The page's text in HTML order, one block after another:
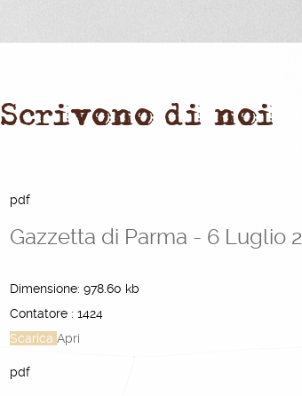
Scrivono di noi
pdf
Gazzetta di Parma - 6 Luglio
Dimensione: 978.60 kb
Contatore : 1424
Scarica Apri
pdf